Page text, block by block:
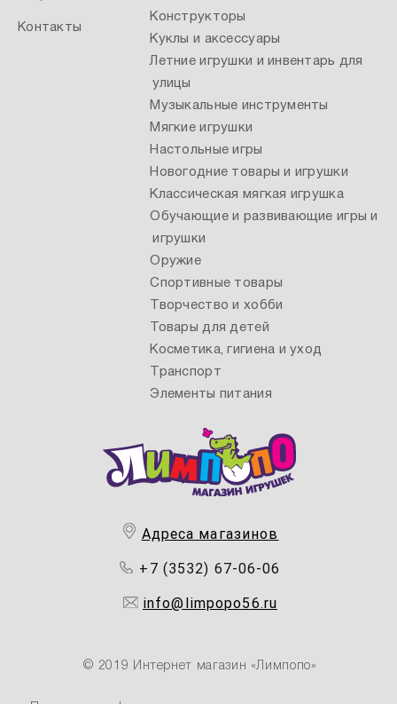
Адреса магазинов
+7 (3532) 67-06-06
info@limpopo56.ru
© 2019 Интернет магазин «Лимпопо»
Контакты
Конструкторы
Куклы и аксессуары
Летние игрушки и инвентарь для
улицы
Музыкальные инструменты
Мягкие игрушки
Настольные игры
Новогодние товары и игрушки
Классическая мягкая игрушка
Обучающие и развивающие игры и
игрушки
Оружие
Спортивные товары
Творчество и хобби
Товары для детей
Косметика, гигиена и уход
Транспорт
Элементы питания